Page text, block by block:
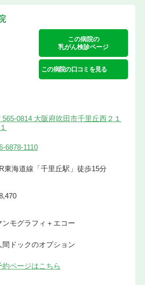
この病院の
乳がん検診ページ
この病院の口コミを見る
565-0814 大阪府吹田市千里丘西２１
6878-1110
東海道線「千里丘駅」徒歩15分
ンモグラフィ＋エコー
間ドックのオプション
約ページはこちら